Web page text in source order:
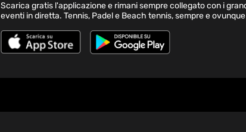
Scarica gratis l'applicazione e rimani sempre collegato con i
eventi in diretta. Tennis, Padel e Beach tennis, sempre e